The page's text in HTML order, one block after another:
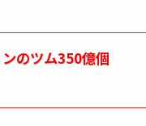
のツム350億個